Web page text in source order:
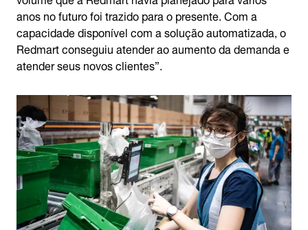
anos no futuro foi trazido para o presente. Com a
capacidade disponível com a solução automatizada, o
Redmart conseguiu atender ao aumento da demanda e
atender seus novos clientes”.